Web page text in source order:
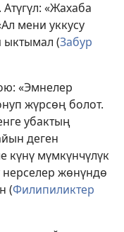
«Жахаба
мени уккусу
ыктымал (Забур
«Эмнелер
жүрсөң болот.
убактың
деген
күнү мүмкүнчүлүк
нерселер жөнүндө
(Филипиликтер